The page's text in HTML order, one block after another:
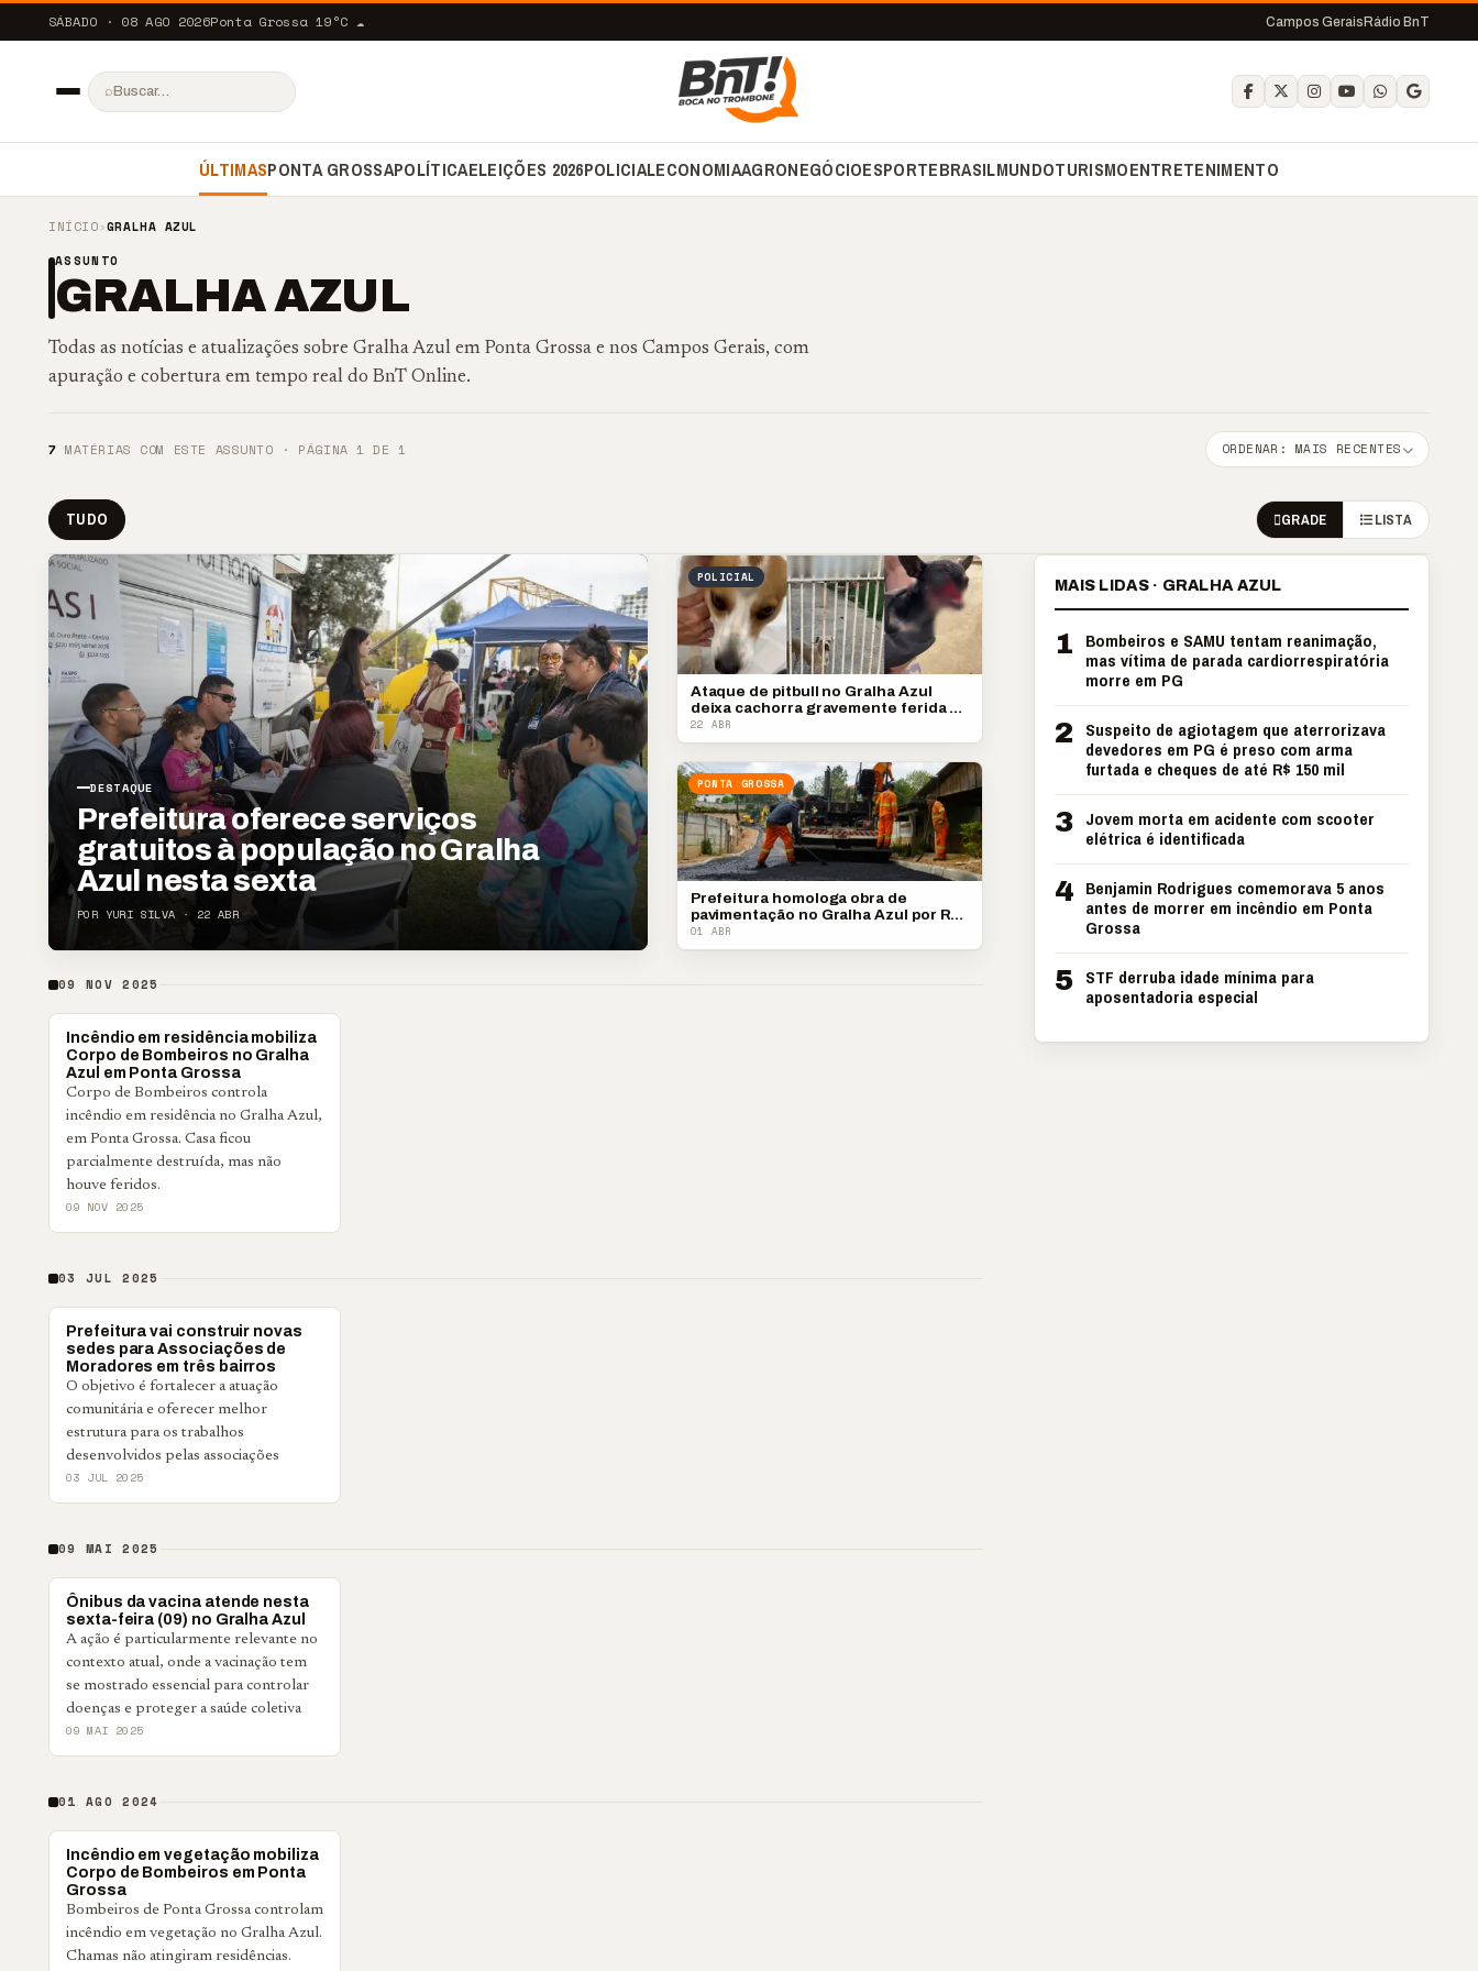
SÁBADO · 08 AGO 2026Ponta Grossa 19°C ☁️ Campos Gerais Rádio BnT
⌕
ÚLTIMASPONTA GROSSAPOLÍTICAELEIÇÕES 2026POLICIALECONOMIAAGRONEGÓCIOESPORTEBRASILMUNDOTURISMOENTRETENIMENTO
INÍCIO›GRALHA AZUL
ASSUNTO
GRALHA AZUL
Todas as notícias e atualizações sobre Gralha Azul em Ponta Grossa e nos Campos Gerais, com
apuração e cobertura em tempo real do BnT Online.
7 MATÉRIAS COM ESTE ASSUNTO · PÁGINA 1 DE 1 ORDENAR: MAIS RECENTES
TUDO GRADE LISTA
DESTAQUE
Prefeitura oferece serviços
gratuitos à população no Gralha
Azul nesta sexta
POR YURI SILVA · 22 ABR
POLICIAL
Ataque de pitbull no Gralha Azul
deixa cachorra gravemente ferida e
assusta moradores
22 ABR
PONTA GROSSA
Prefeitura homologa obra de
pavimentação no Gralha Azul por R$
669 mil
01 ABR
09 NOV 2025
POLICIAL
Incêndio em residência mobiliza
Corpo de Bombeiros no Gralha
Azul em Ponta Grossa
Corpo de Bombeiros controla
incêndio em residência no Gralha Azul,
em Ponta Grossa. Casa ficou
parcialmente destruída, mas não
houve feridos.
09 NOV 2025
03 JUL 2025
PONTA GROSSA
Prefeitura vai construir novas
sedes para Associações de
Moradores em três bairros
O objetivo é fortalecer a atuação
comunitária e oferecer melhor
estrutura para os trabalhos
desenvolvidos pelas associações
03 JUL 2025
09 MAI 2025
CIDADES
Ônibus da vacina atende nesta
sexta-feira (09) no Gralha Azul
A ação é particularmente relevante no
contexto atual, onde a vacinação tem
se mostrado essencial para controlar
doenças e proteger a saúde coletiva
09 MAI 2025
01 AGO 2024
POLICIAL
Incêndio em vegetação mobiliza
Corpo de Bombeiros em Ponta
Grossa
Bombeiros de Ponta Grossa controlam
incêndio em vegetação no Gralha Azul.
Chamas não atingiram residências.
MAIS LIDAS · GRALHA AZUL
1
Bombeiros e SAMU tentam reanimação,
mas vítima de parada cardiorrespiratória
morre em PG
2
Suspeito de agiotagem que aterrorizava
devedores em PG é preso com arma
furtada e cheques de até R$ 150 mil
3 Jovem morta em acidente com scooter
elétrica é identificada
4 Benjamin Rodrigues comemorava 5 anos
antes de morrer em incêndio em Ponta
Grossa
5 STF derruba idade mínima para
aposentadoria especial